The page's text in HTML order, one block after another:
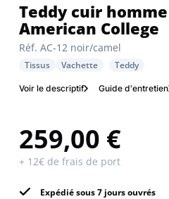
Réf. AC-12 noir/camel
Teddy cuir homme noir/camel
American College
Tissus Vachette Teddy
Voir le descriptif Guide d'entretien
259,00 €
+ 12€ de frais de port
Expédié sous 7 jours ouvrés